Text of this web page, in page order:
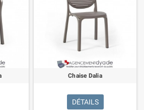
Chaise Dalia
DÉTAILS